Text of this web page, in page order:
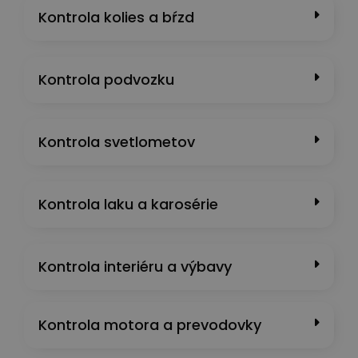
Kontrola kolies a bŕzd
Kontrola podvozku
Kontrola svetlometov
Kontrola laku a karosérie
Kontrola interiéru a výbavy
Kontrola motora a prevodovky